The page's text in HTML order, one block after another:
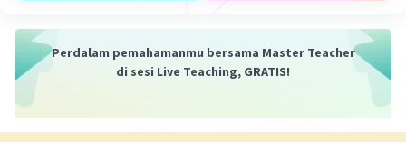
efisien.
Pemulihan Tanaman: Perkembangbiakan
rusak atau melemah dengan cepat, karena
Perdalam pemahamanmu bersama Master Teacher
di sesi Live Teaching, GRATIS!